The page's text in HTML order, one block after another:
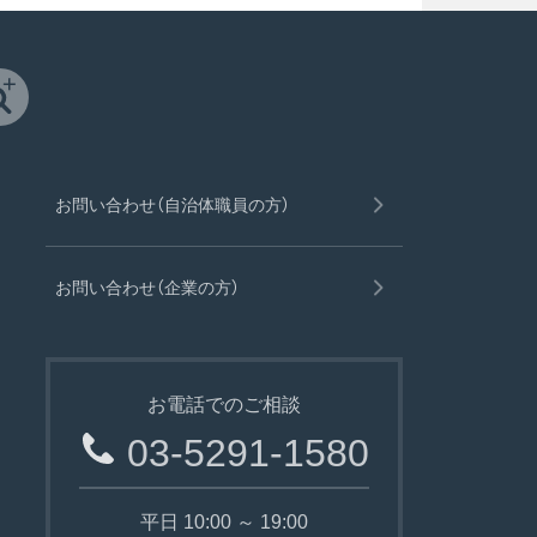
お問い合わせ（自治体職員の方）
お問い合わせ（企業の方）
お電話でのご相談
03-5291-1580
平日 10:00 ～ 19:00